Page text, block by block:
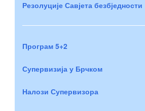
Резолуције Савјета безбједности
Програм 5+2
Супервизија у Брчком
Налози Супервизора